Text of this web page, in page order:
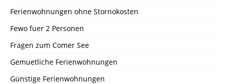
Ferienwohnungen ohne Stornokosten
Fewo fuer 2 Personen
Fragen zum Comer See
Gemuetliche Ferienwohnungen
Günstige Ferienwohnungen